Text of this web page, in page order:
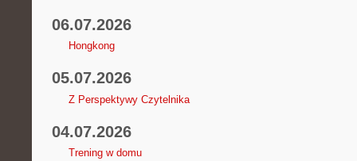
06.07.2026
Hongkong
05.07.2026
Z Perspektywy Czytelnika
04.07.2026
Trening w domu